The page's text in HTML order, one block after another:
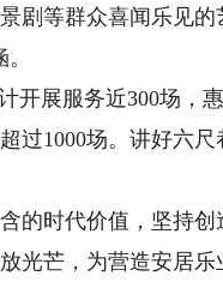
剧等群众喜闻乐见
展服务近300场，
过1000场。讲好六
时代价值，坚持创
光芒，为营造安居